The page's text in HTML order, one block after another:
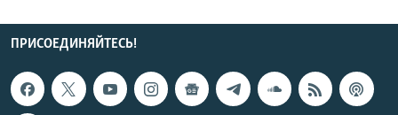
ПРИСОЕДИНЯЙТЕСЬ!